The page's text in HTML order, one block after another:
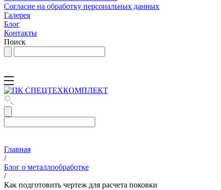
Согласие на обработку персональных данных
Галерея
Блог
Контакты
Поиск
Главная
/
Блог о металлообработке
/
Как подготовить чертеж для расчета поковки